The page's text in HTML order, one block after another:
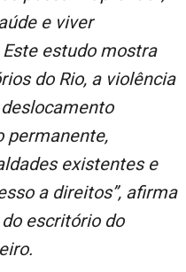
e viver
estudo mostra
do Rio, a violência
permanente,
existentes e
a direitos”, afirma
escritório do